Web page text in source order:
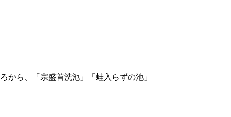
から、「宗盛首洗池」「蛙入らずの池」